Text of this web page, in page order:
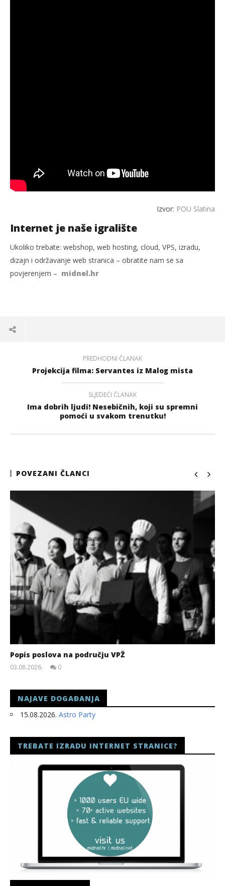
Izvor: POU Slatina
Internet je naše igralište
Ukoliko trebate: webshop, web hosting, cloud, VPS, izradu,
dizajn i održavanje web stranica – obratite nam se sa
povjerenjem – midnel.hr
PREDHODNI ČLANAK
Projekcija filma: Servantes iz Malog mista
SLJEDEĆI ČLANAK
Ima dobrih ljudi! Nesebičnih, koji su spremni
pomoći u svakom trenutku!
POVEZANI ČLANCI
Popis poslova na području VPŽ
03.08.2026.
0
NAJAVE DOGAĐANJA
15.08.2026. Astro Party
TREBATE IZRADU INTERNET STRANICE?